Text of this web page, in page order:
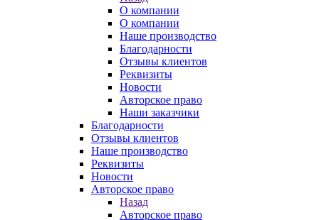
О компании
О компании
Наше производство
Благодарности
Отзывы клиентов
Реквизиты
Новости
Авторское право
Наши заказчики
Благодарности
Отзывы клиентов
Наше производство
Реквизиты
Новости
Авторское право
Назад
Авторское право